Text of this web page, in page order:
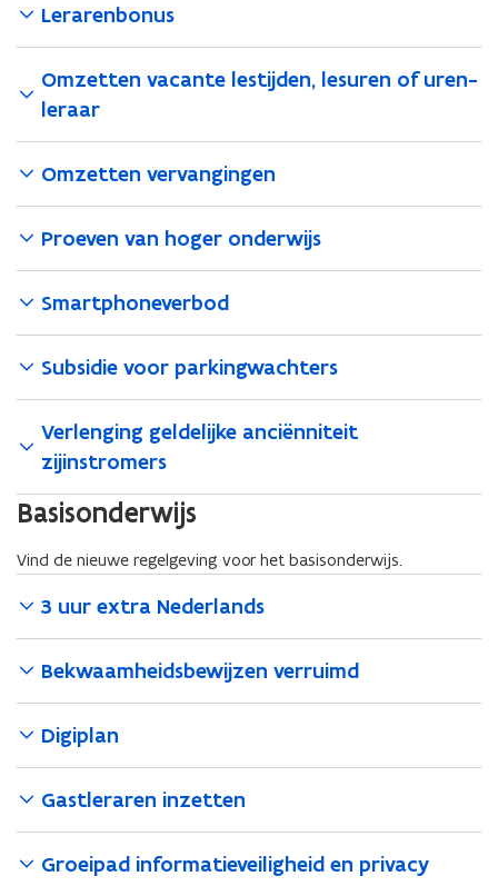
Lerarenbonus
Omzetten vacante lestijden, lesuren of uren-
leraar
Omzetten vervangingen
Proeven van hoger onderwijs
Smartphoneverbod
Subsidie voor parkingwachters
Verlenging geldelijke anciënniteit
zijinstromers
Basisonderwijs
Vind de nieuwe regelgeving voor het basisonderwijs.
3 uur extra Nederlands
Bekwaamheidsbewijzen verruimd
Digiplan
Gastleraren inzetten
Groeipad informatieveiligheid en privacy